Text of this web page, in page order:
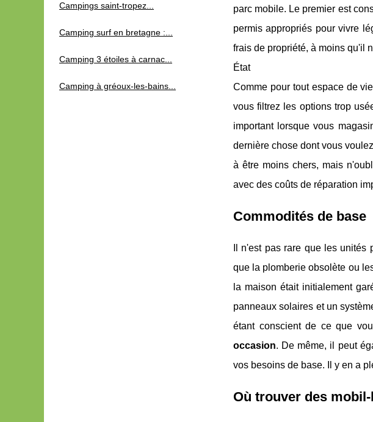
parc mobile. Le premier est
permis appropriés pour vivre
frais de propriété, à moins qu'il
État
Comme pour tout espace de
vous filtrez les options trop
important lorsque vous
dernière chose dont vous
à être moins chers, mais
avec des coûts de réparation
Commodités de base
Il n'est pas rare que les
que la plomberie obsolète ou
la maison était initialement
panneaux solaires et un
étant conscient de ce que
occasion. De même, il peut
vos besoins de base. Il y en a
Où trouver des
Campings saint-tropez...
Camping surf en bretagne :...
Camping 3 étoiles à carnac...
Camping à gréoux-les-bains...